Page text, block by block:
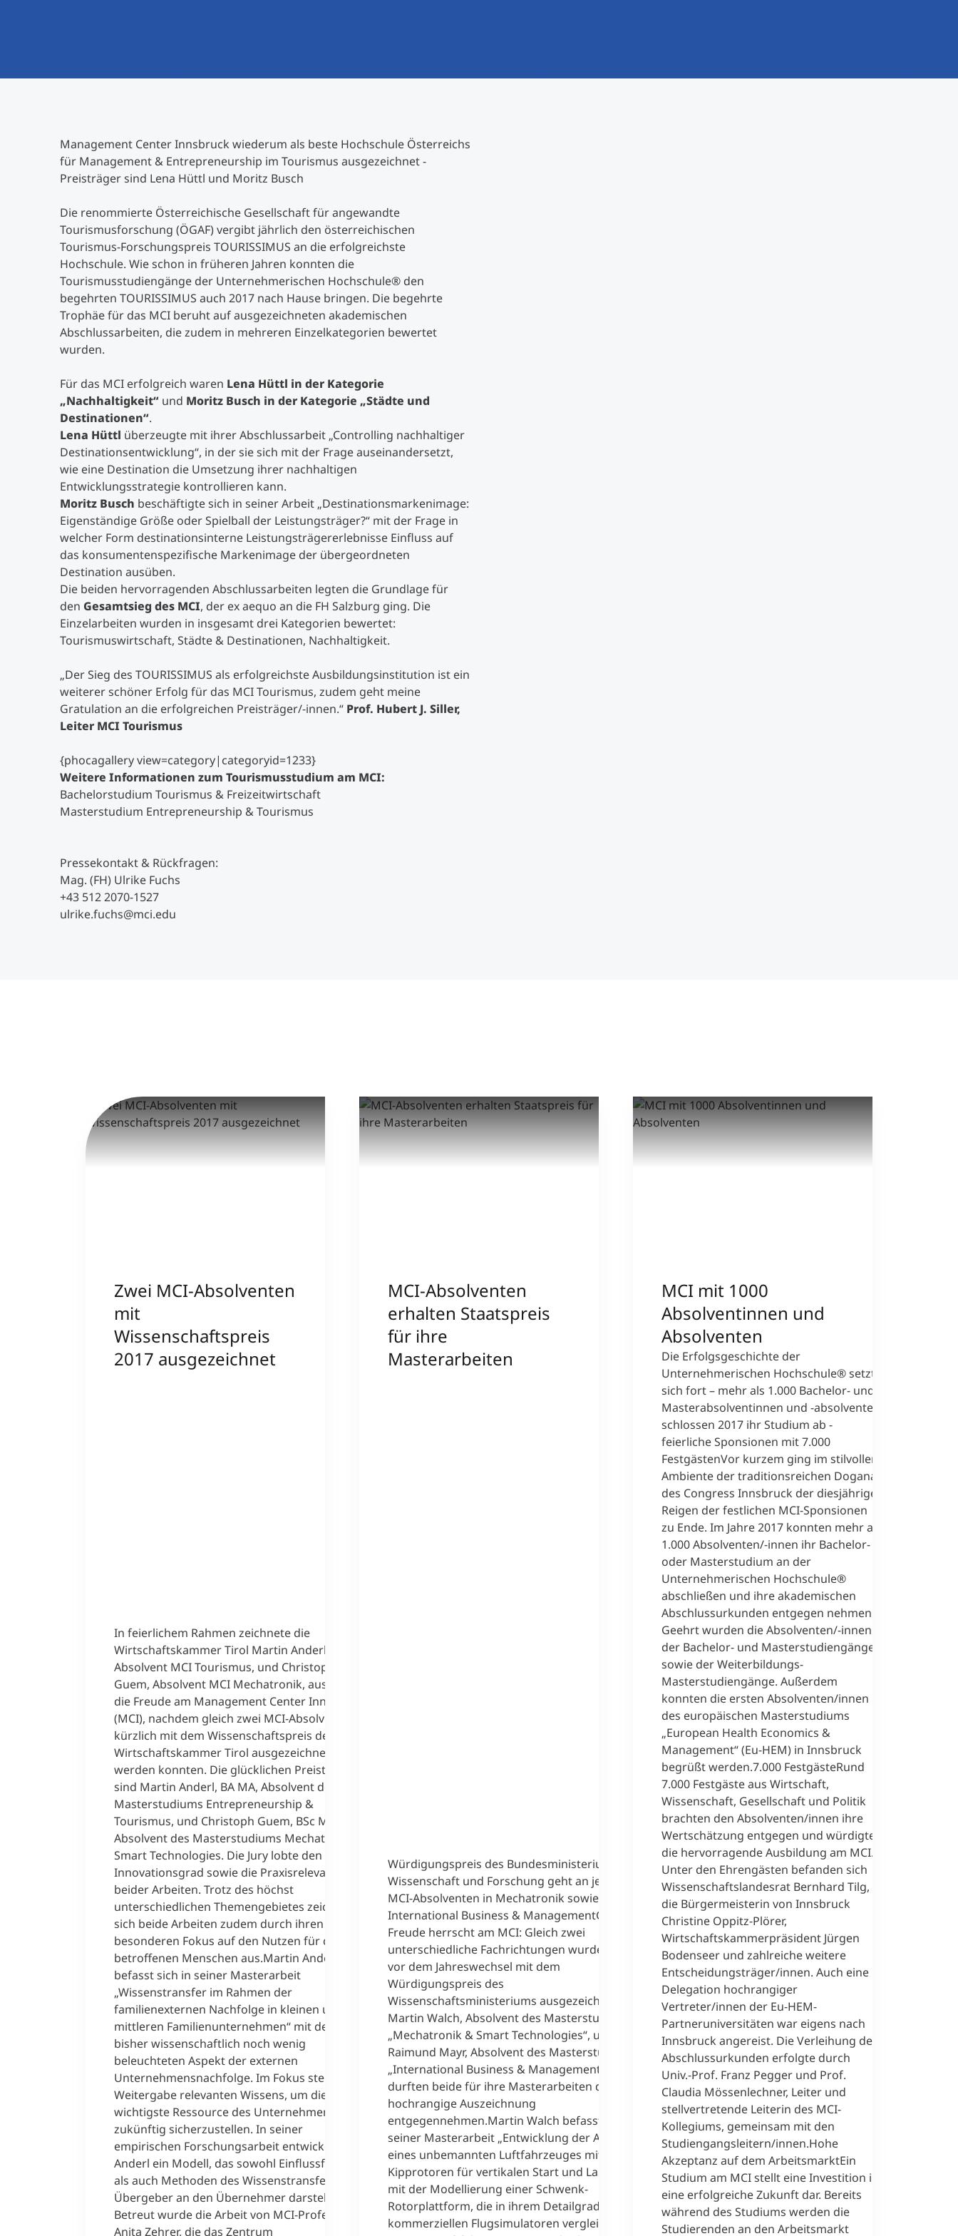
Masterclasses
Technische Weiterbildung
Maßgeschneiderte Programme
Management Center Innsbruck wiederum als beste Hochschule Österreichs
für Management & Entrepreneurship im Tourismus ausgezeichnet -
Preisträger sind Lena Hüttl und Moritz Busch
Die renommierte Österreichische Gesellschaft für angewandte
Tourismusforschung (ÖGAF) vergibt jährlich den österreichischen
Tourismus-Forschungspreis TOURISSIMUS an die erfolgreichste
Hochschule. Wie schon in früheren Jahren konnten die
Tourismusstudiengänge der Unternehmerischen Hochschule® den
begehrten TOURISSIMUS auch 2017 nach Hause bringen. Die begehrte
Trophäe für das MCI beruht auf ausgezeichneten akademischen
Abschlussarbeiten, die zudem in mehreren Einzelkategorien bewertet
wurden.
Für das MCI erfolgreich waren Lena Hüttl in der Kategorie
„Nachhaltigkeit“ und Moritz Busch in der Kategorie „Städte und
Destinationen“.
Lena Hüttl überzeugte mit ihrer Abschlussarbeit „Controlling nachhaltiger
Destinationsentwicklung“, in der sie sich mit der Frage auseinandersetzt,
wie eine Destination die Umsetzung ihrer nachhaltigen
Entwicklungsstrategie kontrollieren kann.
Moritz Busch beschäftigte sich in seiner Arbeit „Destinationsmarkenimage:
Eigenständige Größe oder Spielball der Leistungsträger?“ mit der Frage in
welcher Form destinationsinterne Leistungsträgererlebnisse Einfluss auf
das konsumentenspezifische Markenimage der übergeordneten
Destination ausüben.
Die beiden hervorragenden Abschlussarbeiten legten die Grundlage für
den Gesamtsieg des MCI, der ex aequo an die FH Salzburg ging. Die
Einzelarbeiten wurden in insgesamt drei Kategorien bewertet:
Tourismuswirtschaft, Städte & Destinationen, Nachhaltigkeit.
„Der Sieg des TOURISSIMUS als erfolgreichste Ausbildungsinstitution ist ein
weiterer schöner Erfolg für das MCI Tourismus, zudem geht meine
Gratulation an die erfolgreichen Preisträger/-innen.“ Prof. Hubert J. Siller,
Leiter MCI Tourismus
{phocagallery view=category|categoryid=1233}
Weitere Informationen zum Tourismusstudium am MCI:
Bachelorstudium Tourismus & Freizeitwirtschaft
Masterstudium Entrepreneurship & Tourismus
Pressekontakt & Rückfragen:
Mag. (FH) Ulrike Fuchs
+43 512 2070-1527
ulrike.fuchs@mci.edu
Zwei MCI-Absolventen
mit
Wissenschaftspreis
2017 ausgezeichnet
In feierlichem Rahmen zeichnete die
Wirtschaftskammer Tirol Martin Anderl,
Absolvent MCI Tourismus, und Christoph
Guem, Absolvent MCI Mechatronik, ausGroß ist
die Freude am Management Center Innsbruck
(MCI), nachdem gleich zwei MCI-Absolventen
kürzlich mit dem Wissenschaftspreis der
Wirtschaftskammer Tirol ausgezeichnet
werden konnten. Die glücklichen Preisträger
sind Martin Anderl, BA MA, Absolvent des
Masterstudiums Entrepreneurship &
Tourismus, und Christoph Guem, BSc MSc,
Absolvent des Masterstudiums Mechatronik &
Smart Technologies. Die Jury lobte den hohen
Innovationsgrad sowie die Praxisrelevanz
beider Arbeiten. Trotz des höchst
unterschiedlichen Themengebietes zeichnen
sich beide Arbeiten zudem durch ihren
besonderen Fokus auf den Nutzen für die
betroffenen Menschen aus.Martin Anderl
befasst sich in seiner Masterarbeit
„Wissenstransfer im Rahmen der
familienexternen Nachfolge in kleinen und
mittleren Familienunternehmen“ mit dem
bisher wissenschaftlich noch wenig
beleuchteten Aspekt der externen
Unternehmensnachfolge. Im Fokus steht die
Weitergabe relevanten Wissens, um dieses als
wichtigste Ressource des Unternehmens auch
zukünftig sicherzustellen. In seiner
empirischen Forschungsarbeit entwickelte
Anderl ein Modell, das sowohl Einflussfaktoren
als auch Methoden des Wissenstransfers vom
Übergeber an den Übernehmer darstellt.
Betreut wurde die Arbeit von MCI-Professorin
Anita Zehrer, die das Zentrum
MCI-Absolventen
erhalten Staatspreis
für ihre
Masterarbeiten
Würdigungspreis des Bundesministeriums für
Wissenschaft und Forschung geht an je einen
MCI-Absolventen in Mechatronik sowie in
International Business & ManagementGroße
Freude herrscht am MCI: Gleich zwei
unterschiedliche Fachrichtungen wurden kurz
vor dem Jahreswechsel mit dem
Würdigungspreis des
Wissenschaftsministeriums ausgezeichnet.
Martin Walch, Absolvent des Masterstudiums
„Mechatronik & Smart Technologies“, und
Raimund Mayr, Absolvent des Masterstudiums
„International Business & Management“
durften beide für ihre Masterarbeiten die
hochrangige Auszeichnung
entgegennehmen.Martin Walch befasst sich in
seiner Masterarbeit „Entwicklung der Avionik
eines unbemannten Luftfahrzeuges mit
Kipprotoren für vertikalen Start und Landung“
mit der Modellierung einer Schwenk-
Rotorplattform, die in ihrem Detailgrad mit
kommerziellen Flugsimulatoren vergleichbar
MCI mit 1000
Absolventinnen und
Absolventen
Die Erfolgsgeschichte der
Unternehmerischen Hochschule® setzt
sich fort – mehr als 1.000 Bachelor- und
Masterabsolventinnen und -absolventen
schlossen 2017 ihr Studium ab -
feierliche Sponsionen mit 7.000
FestgästenVor kurzem ging im stilvollen
Ambiente der traditionsreichen Dogana
des Congress Innsbruck der diesjährige
Reigen der festlichen MCI-Sponsionen
zu Ende. Im Jahre 2017 konnten mehr als
1.000 Absolventen/-innen ihr Bachelor-
oder Masterstudium an der
Unternehmerischen Hochschule®
abschließen und ihre akademischen
Abschlussurkunden entgegen nehmen.
Geehrt wurden die Absolventen/-innen
der Bachelor- und Masterstudiengänge
sowie der Weiterbildungs-
Masterstudiengänge. Außerdem
konnten die ersten Absolventen/innen
des europäischen Masterstudiums
„European Health Economics &
Management“ (Eu-HEM) in Innsbruck
begrüßt werden.7.000 FestgästeRund
7.000 Festgäste aus Wirtschaft,
Wissenschaft, Gesellschaft und Politik
brachten den Absolventen/innen ihre
Wertschätzung entgegen und würdigten
die hervorragende Ausbildung am MCI.
Unter den Ehrengästen befanden sich
Wissenschaftslandesrat Bernhard Tilg,
die Bürgermeisterin von Innsbruck
Christine Oppitz-Plörer,
Wirtschaftskammerpräsident Jürgen
Bodenseer und zahlreiche weitere
Entscheidungsträger/innen. Auch eine
Delegation hochrangiger
Vertreter/innen der Eu-HEM-
Partneruniversitäten war eigens nach
Innsbruck angereist. Die Verleihung der
Abschlussurkunden erfolgte durch
Univ.-Prof. Franz Pegger und Prof.
Claudia Mössenlechner, Leiter und
stellvertretende Leiterin des MCI-
Kollegiums, gemeinsam mit den
Studiengangsleitern/innen.Hohe
Akzeptanz auf dem ArbeitsmarktEin
Studium am MCI stellt eine Investition in
eine erfolgreiche Zukunft dar. Bereits
während des Studiums werden die
Studierenden an den Arbeitsmarkt